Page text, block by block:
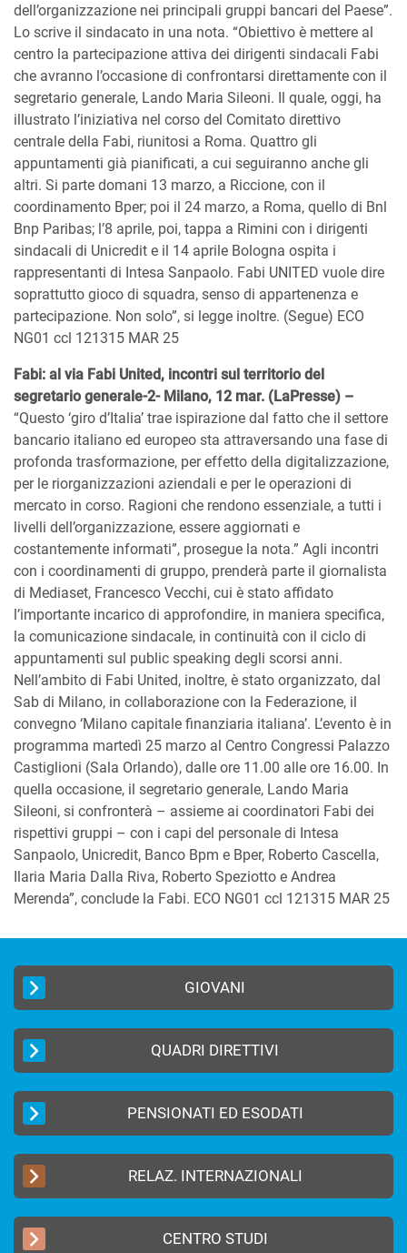
dell’organizzazione nei principali gruppi bancari del Paese”.
Lo scrive il sindacato in una nota. “Obiettivo è mettere al
centro la partecipazione attiva dei dirigenti sindacali Fabi
che avranno l’occasione di confrontarsi direttamente con il
segretario generale, Lando Maria Sileoni. Il quale, oggi, ha
illustrato l’iniziativa nel corso del Comitato direttivo
centrale della Fabi, riunitosi a Roma. Quattro gli
appuntamenti già pianificati, a cui seguiranno anche gli
altri. Si parte domani 13 marzo, a Riccione, con il
coordinamento Bper; poi il 24 marzo, a Roma, quello di Bnl
Bnp Paribas; l’8 aprile, poi, tappa a Rimini con i dirigenti
sindacali di Unicredit e il 14 aprile Bologna ospita i
rappresentanti di Intesa Sanpaolo. Fabi UNITED vuole dire
soprattutto gioco di squadra, senso di appartenenza e
partecipazione. Non solo”, si legge inoltre. (Segue) ECO
NG01 ccl 121315 MAR 25
Fabi: al via Fabi United, incontri sul territorio del
segretario generale-2- Milano, 12 mar. (LaPresse) –
“Questo ‘giro d’Italia’ trae ispirazione dal fatto che il settore
bancario italiano ed europeo sta attraversando una fase di
profonda trasformazione, per effetto della digitalizzazione,
per le riorganizzazioni aziendali e per le operazioni di
mercato in corso. Ragioni che rendono essenziale, a tutti i
livelli dell’organizzazione, essere aggiornati e
costantemente informati”, prosegue la nota.” Agli incontri
con i coordinamenti di gruppo, prenderà parte il giornalista
di Mediaset, Francesco Vecchi, cui è stato affidato
l’importante incarico di approfondire, in maniera specifica,
la comunicazione sindacale, in continuità con il ciclo di
appuntamenti sul public speaking degli scorsi anni.
Nell’ambito di Fabi United, inoltre, è stato organizzato, dal
Sab di Milano, in collaborazione con la Federazione, il
convegno ‘Milano capitale finanziaria italiana’. L’evento è in
programma martedì 25 marzo al Centro Congressi Palazzo
Castiglioni (Sala Orlando), dalle ore 11.00 alle ore 16.00. In
quella occasione, il segretario generale, Lando Maria
Sileoni, si confronterà – assieme ai coordinatori Fabi dei
rispettivi gruppi – con i capi del personale di Intesa
Sanpaolo, Unicredit, Banco Bpm e Bper, Roberto Cascella,
Ilaria Maria Dalla Riva, Roberto Speziotto e Andrea
Merenda”, conclude la Fabi. ECO NG01 ccl 121315 MAR 25
GIOVANI
QUADRI DIRETTIVI
PENSIONATI ED ESODATI
RELAZ. INTERNAZIONALI
CENTRO STUDI